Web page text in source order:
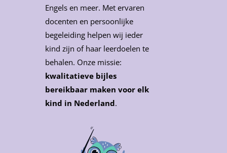
Engels en meer. Met ervaren
docenten en persoonlijke
begeleiding helpen wij ieder
kind zijn of haar leerdoelen te
behalen. Onze missie:
kwalitatieve bijles
bereikbaar maken voor elk
kind in Nederland.